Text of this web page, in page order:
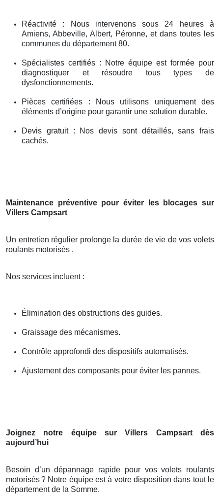
Réactivité : Nous intervenons sous 24 heures à
Amiens, Abbeville, Albert, Péronne, et dans toutes les
communes du département 80.
Spécialistes certifiés : Notre équipe est formée pour
diagnostiquer et résoudre tous types de
dysfonctionnements.
Pièces certifiées : Nous utilisons uniquement des
éléments d’origine pour garantir une solution durable.
Devis gratuit : Nos devis sont détaillés, sans frais
cachés.
Maintenance préventive pour éviter les blocages sur
Villers Campsart
Un entretien régulier prolonge la durée de vie de vos volets
roulants motorisés .
Nos services incluent :
Élimination des obstructions des guides.
Graissage des mécanismes.
Contrôle approfondi des dispositifs automatisés.
Ajustement des composants pour éviter les pannes.
Joignez notre équipe sur Villers Campsart dès
aujourd’hui
Besoin d’un dépannage rapide pour vos volets roulants
motorisés? Notre équipe està votre disposition dans tout le
département de la Somme.